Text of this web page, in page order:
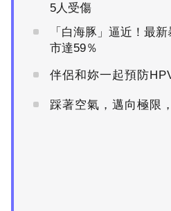
5人受傷
「白海豚」逼近！最
市達59％
伴侶和妳一起預防
踩著空氣，邁向極限